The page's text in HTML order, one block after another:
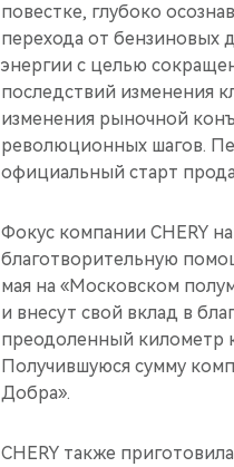
повестке, глубоко
перехода от бензиновых
энергии с целью
последствий изменения
изменения рыночной
революционных шагов.
официальный старт
Фокус компании CHERY
благотворительную
мая на «Московском
и внесут свой вклад в
преодоленный километр
Получившуюся сумму
Добра».
CHERY также